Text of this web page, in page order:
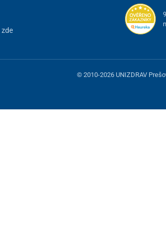
© 2010-2026 UNIZDRAV